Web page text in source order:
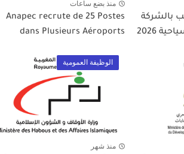
4 مناصب بالشركة
2026
منذ بضع ساعات
Anapec recrute de 25 Postes
dans Plusieurs Aéroports
الوظيفة العمومية
منذ شهر